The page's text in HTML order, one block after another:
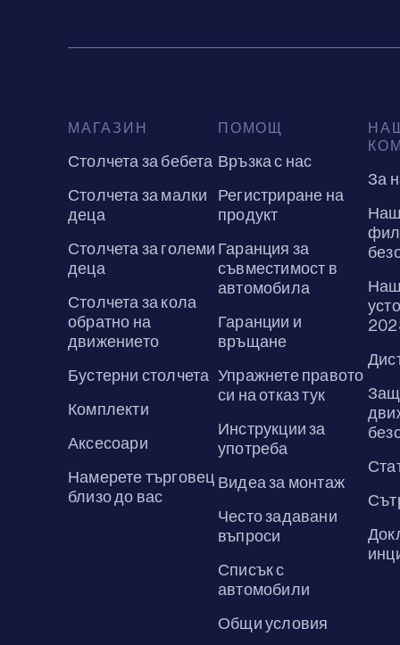
МАГАЗИН
Столчета за бебета
Столчета за малки
деца
Столчета за големи
деца
Столчета за кола
обратно на
движението
Бустерни столчета
Комплекти
Аксесоари
Намерете търговец
близо до вас
ПОМОЩ
Връзка с нас
Регистриране на
продукт
Гаранция за
съвместимост в
автомобила
Гаранции и
връщане
Упражнете правото
си на отказ тук
Инструкции за
употреба
Видеа за монтаж
Често задавани
въпроси
Списък с
автомобили
Общи условия
За